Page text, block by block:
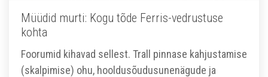
Müüdid murti: Kogu tõde Ferris-vedrustuse
kohta
Foorumid kihavad sellest. Trall pinnase kahjustamise
(skalpimise) ohu, hooldusõudusunenägude ja